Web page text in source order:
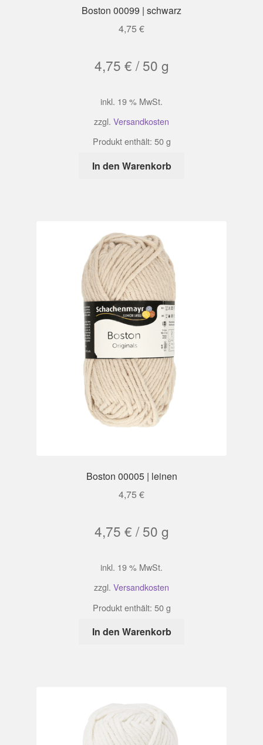
Boston 00099 | schwarz
4,75 €
4,75 € /50 g
inkl. 19 % MwSt.
zzgl. Versandkosten
Produkt enthält: 50g
In den Warenkorb
Boston 00005 | leinen
4,75 €
4,75 € /50 g
inkl. 19 % MwSt.
zzgl. Versandkosten
Produkt enthält: 50g
In den Warenkorb